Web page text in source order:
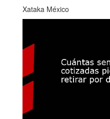
Xataka México